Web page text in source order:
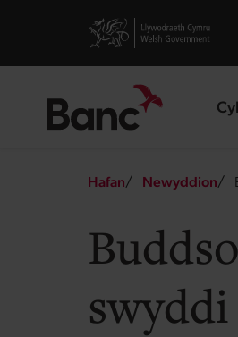
Visit gov.wales website
Breadcrumb
Hafan Newyddion
swyddi